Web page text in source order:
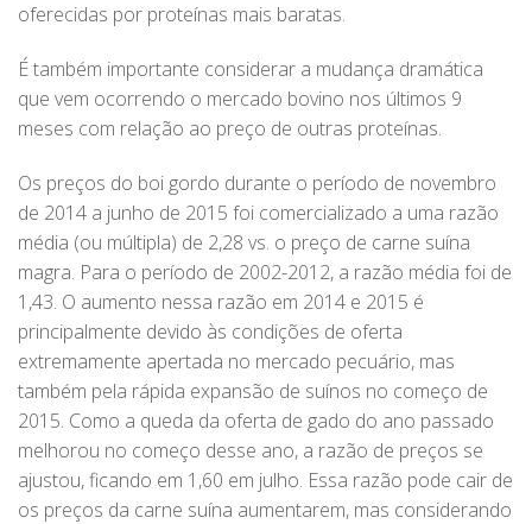
oferecidas por proteínas mais baratas.
É também importante considerar a mudança dramática
que vem ocorrendo o mercado bovino nos últimos 9
meses com relação ao preço de outras proteínas.
Os preços do boi gordo durante o período de novembro
de 2014 a junho de 2015 foi comercializado a uma razão
média (ou múltipla) de 2,28 vs. o preço de carne suína
magra. Para o período de 2002-2012, a razão média foi de
1,43. O aumento nessa razão em 2014 e 2015 é
principalmente devido às condições de oferta
extremamente apertada no mercado pecuário, mas
também pela rápida expansão de suínos no começo de
2015. Como a queda da oferta de gado do ano passado
melhorou no começo desse ano, a razão de preços se
ajustou, ficando em 1,60 em julho. Essa razão pode cair de
os preços da carne suína aumentarem, mas considerando